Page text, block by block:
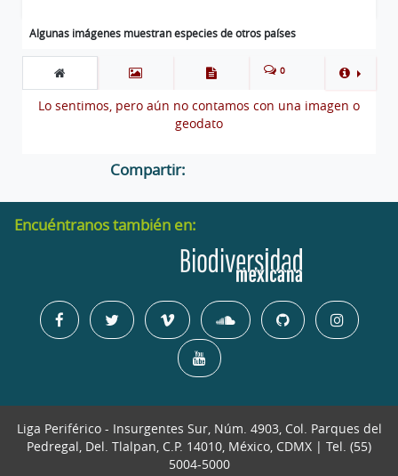
Algunas imágenes muestran especies de otros países
0
Lo sentimos, pero aún no contamos con una imagen o
geodato
Compartir:
Encuéntranos también en:
Liga Periférico - Insurgentes Sur, Núm. 4903, Col. Parques del
Pedregal, Del. Tlalpan, C.P. 14010, México, CDMX | Tel. (55)
5004-5000